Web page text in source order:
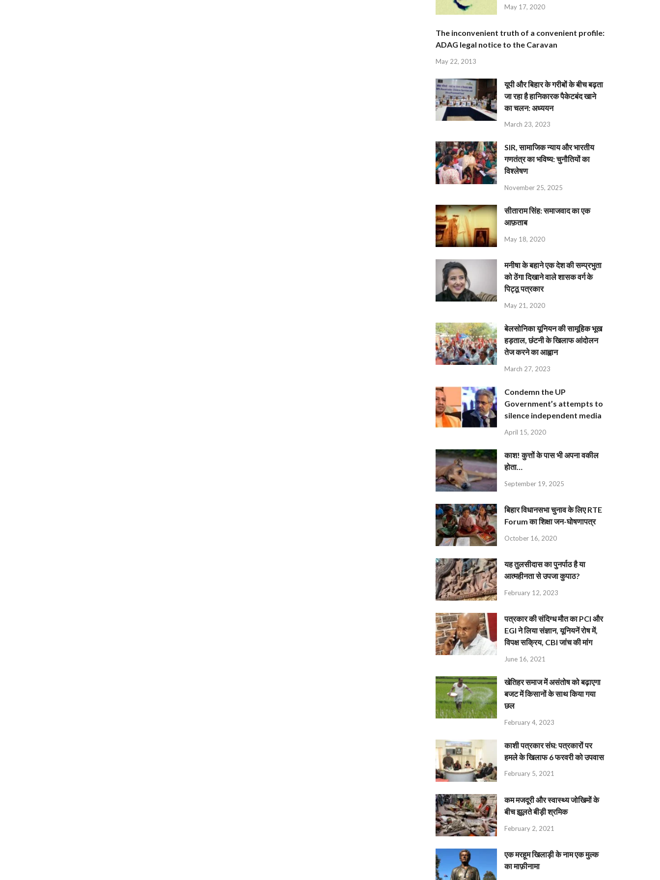
May 17, 2020
The inconvenient truth of a convenient profile:
ADAG legal notice to the Caravan
May 22, 2013
यूपी और बिहार के गरीबों के बीच बढ़ता
जा रहा है हानिकारक पैकेटबंद खाने
का चलन: अध्ययन
March 23, 2023
SIR, सामाजिक न्याय और भारतीय
गणतंत्र का भविष्य: चुनौतियों का
विश्लेषण
November 25, 2025
सीताराम सिंह: समाजवाद का एक
आफ़ताब
May 18, 2020
मनीषा के बहाने एक देश की सम्प्रभुता
को ठेंगा दिखाने वाले शासक वर्ग के
पिट्ठू पत्रकार
May 21, 2020
बेलसोनिका यूनियन की सामूहिक भूख
हड़ताल, छंटनी के खिलाफ आंदोलन
तेज करने का आह्वान
March 27, 2023
Condemn the UP
Government’s attempts to
silence independent media
April 15, 2020
काश! कुत्तों के पास भी अपना वकील
होता…
September 19, 2025
बिहार विधानसभा चुनाव के लिए RTE
Forum का शिक्षा जन-घोषणापत्र
October 16, 2020
यह तुलसीदास का पुनर्पाठ है या
आत्महीनता से उपजा कुपाठ?
February 12, 2023
पत्रकार की संदिग्ध मौत का PCI और
EGI ने लिया संज्ञान, यूनियनें रोष में,
विपक्ष सक्रिय, CBI जांच की मांग
June 16, 2021
खेतिहर समाज में असंतोष को बढ़ाएगा
बजट में किसानों के साथ किया गया
छल
February 4, 2023
काशी पत्रकार संघ: पत्रकारों पर
हमले के खिलाफ 6 फरवरी को उपवास
February 5, 2021
कम मजदूरी और स्वास्थ्य जोखिमों के
बीच झूलते बीड़ी श्रमिक
February 2, 2021
एक मरहूम खिलाड़ी के नाम एक मुल्क
का माफ़ीनामा